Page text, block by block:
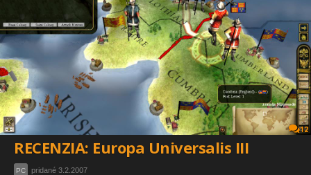
12
RECENZIA: Europa Universalis III
PC pridané 3.2.2007